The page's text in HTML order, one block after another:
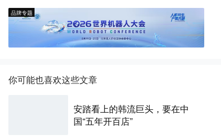
品牌专题
你可能也喜欢这些文章
安踏看上的韩流巨头，要在中
国“五年开百店”